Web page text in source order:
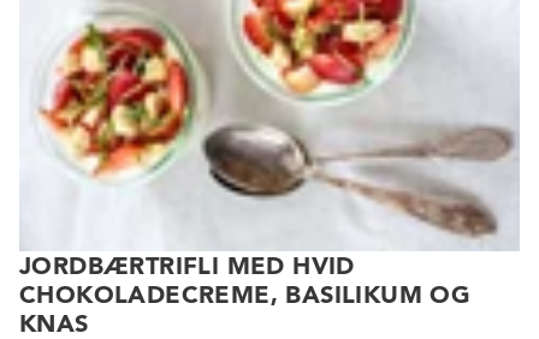
JORDBÆRTRIFLI MED HVID
CHOKOLADECREME, BASILIKUM OG
KNAS